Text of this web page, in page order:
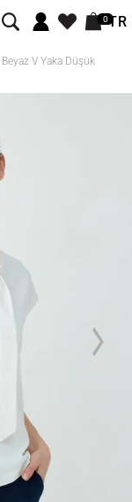
0TR
Beyaz V Yaka Düşük